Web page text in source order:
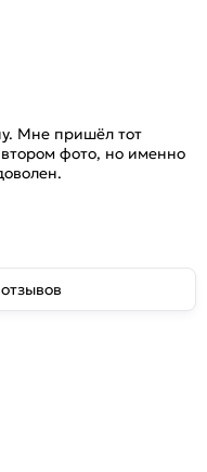
Мне пришёл тот
фото, но именно